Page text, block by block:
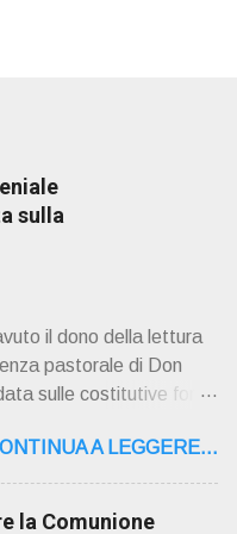
sulla
il dono della lettura
pastorale di Don
sulle costitutive fon ti
a noi per mezzo di Gesù,
. Io don Gino Oliosi v
pregiudiziale su don
A LEGGERE...
la Comunione